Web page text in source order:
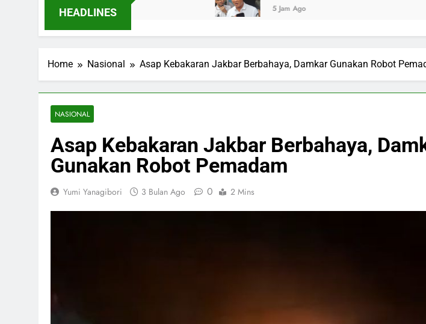
HEADLINES 5 Jam Ago
Home Nasional Asap Kebakaran Jakbar Berbahaya, Damkar Gunakan Robot
NASIONAL
Asap Kebakaran Jakbar Berbahaya,
Gunakan Robot Pemadam
Yumi Yanagibori 3 Bulan Ago 0 2 Mins